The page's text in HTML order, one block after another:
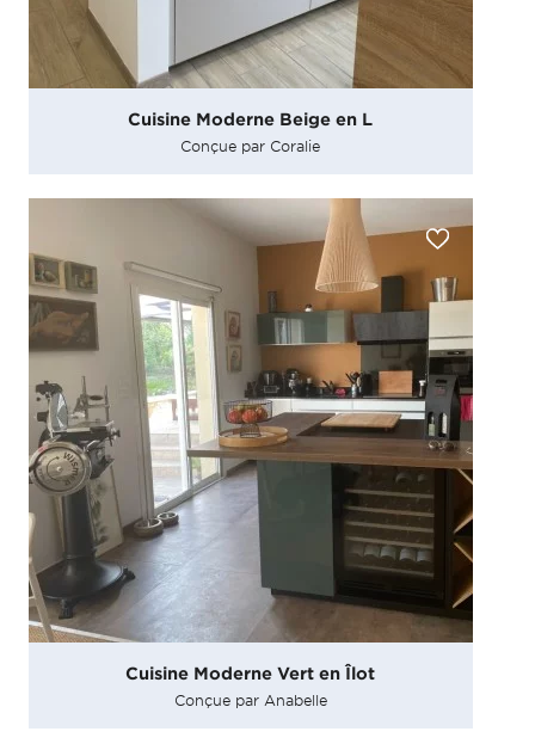
Cuisine Moderne Beige en L
Conçue par Coralie
Cuisine Moderne Vert en Îlot
Conçue par Anabelle